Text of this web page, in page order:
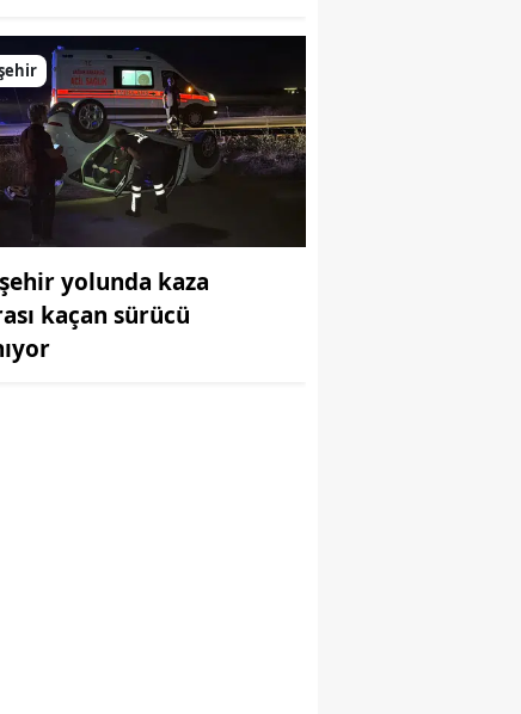
yolunda kaza
kaçan sürücü